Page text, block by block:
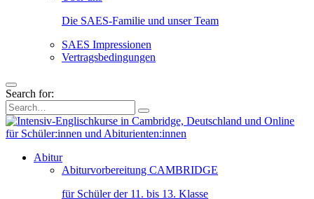
Die SAES-Familie und unser Team
SAES Impressionen
Vertragsbedingungen
Search for:
Abitur
Abiturvorbereitung CAMBRIDGE
für Schüler der 11. bis 13. Klasse